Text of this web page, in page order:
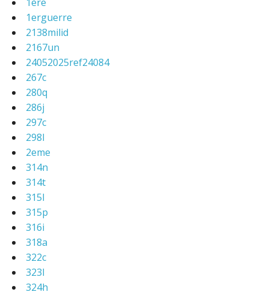
1erguerre
2138milid
2167un
24052025ref24084
267c
280q
286j
297c
298l
2eme
314n
314t
315l
315p
316i
318a
322c
323l
324h